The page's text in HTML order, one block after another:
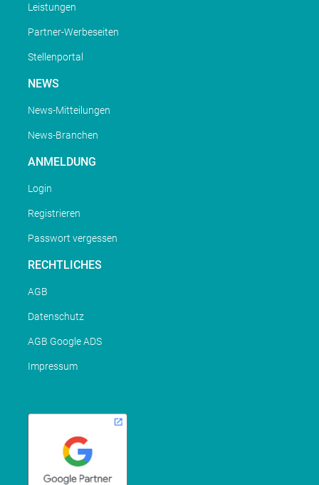
Leistungen
Partner-Werbeseiten
Stellenportal
NEWS
News-Mitteilungen
News-Branchen
ANMELDUNG
Login
Registrieren
Passwort vergessen
RECHTLICHES
AGB
Datenschutz
AGB Google ADS
Impressum